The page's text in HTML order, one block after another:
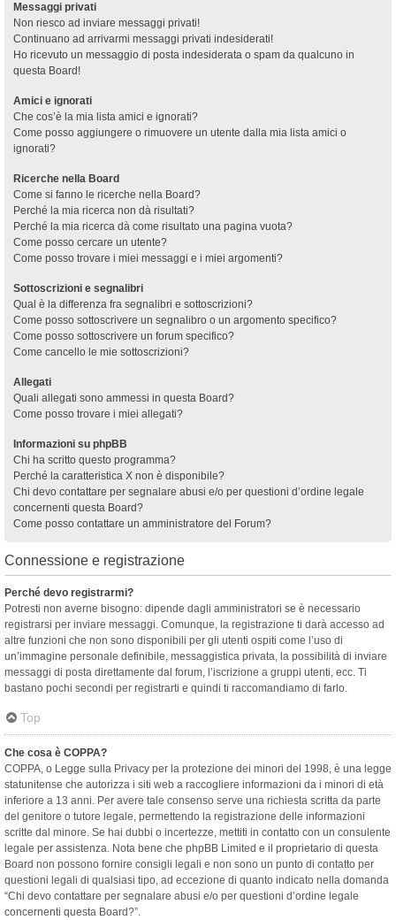
Messaggi privati
Non riesco ad inviare messaggi privati!
Continuano ad arrivarmi messaggi privati indesiderati!
Ho ricevuto un messaggio di posta indesiderata o spam da qualcuno in
questa Board!
Amici e ignorati
Che cos’è la mia lista amici e ignorati?
Come posso aggiungere o rimuovere un utente dalla mia lista amici o
ignorati?
Ricerche nella Board
Come si fanno le ricerche nella Board?
Perché la mia ricerca non dà risultati?
Perché la mia ricerca dà come risultato una pagina vuota?
Come posso cercare un utente?
Come posso trovare i miei messaggi e i miei argomenti?
Sottoscrizioni e segnalibri
Qual è la differenza fra segnalibri e sottoscrizioni?
Come posso sottoscrivere un segnalibro o un argomento specifico?
Come posso sottoscrivere un forum specifico?
Come cancello le mie sottoscrizioni?
Allegati
Quali allegati sono ammessi in questa Board?
Come posso trovare i miei allegati?
Informazioni su phpBB
Chi ha scritto questo programma?
Perché la caratteristica X non è disponibile?
Chi devo contattare per segnalare abusi e/o per questioni d’ordine legale
concernenti questa Board?
Come posso contattare un amministratore del Forum?
Connessione e registrazione
Perché devo registrarmi?
Potresti non averne bisogno: dipende dagli amministratori se è necessario
registrarsi per inviare messaggi. Comunque, la registrazione ti darà accesso ad
altre funzioni che non sono disponibili per gli utenti ospiti come l’uso di
un’immagine personale definibile, messaggistica privata, la possibilità di inviare
messaggi di posta direttamente dal forum, l’iscrizione a gruppi utenti, ecc. Ti
bastano pochi secondi per registrarti e quindi ti raccomandiamo di farlo.
Top
Che cosa è COPPA?
COPPA, o Legge sulla Privacy per la protezione dei minori del 1998, è una legge
statunitense che autorizza i siti web a raccogliere informazioni da i minori di età
inferiore a 13 anni. Per avere tale consenso serve una richiesta scritta da parte
del genitore o tutore legale, permettendo la registrazione delle informazioni
scritte dal minore. Se hai dubbi o incertezze, mettiti in contatto con un consulente
legale per assistenza. Nota bene che phpBB Limited e il proprietario di questa
Board non possono fornire consigli legali e non sono un punto di contatto per
questioni legali di qualsiasi tipo, ad eccezione di quanto indicato nella domanda
“Chi devo contattare per segnalare abusi e/o per questioni d’ordine legale
concernenti questa Board?”.